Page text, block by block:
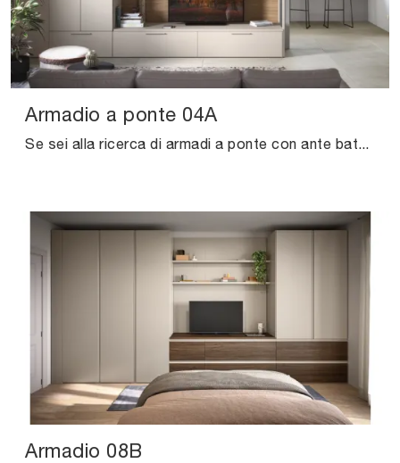
Armadio a ponte 04A
Se sei alla ricerca di armadi a ponte con ante battenti, clicca e scopri l'armadio Armadio a ponte 04A di Cinquanta3 in melaminico.
Armadio 08B